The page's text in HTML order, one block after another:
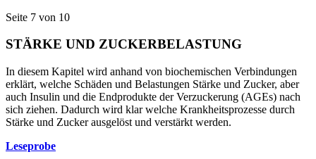
Seite 7 von 10
STÄRKE UND ZUCKERBELASTUNG
In diesem Kapitel wird anhand von biochemischen Verbindungen
erklärt, welche Schäden und Belastungen Stärke und Zucker, aber
auch Insulin und die Endprodukte der Verzuckerung (AGEs) nach
sich ziehen. Dadurch wird klar welche Krankheitsprozesse durch
Stärke und Zucker ausgelöst und verstärkt werden.
Leseprobe